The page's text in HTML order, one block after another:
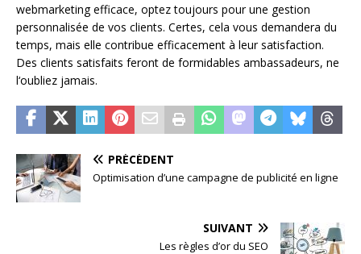
webmarketing efficace, optez toujours pour une gestion
personnalisée de vos clients. Certes, cela vous demandera du
temps, mais elle contribue efficacement à leur satisfaction.
Des clients satisfaits feront de formidables ambassadeurs, ne
l‘oubliez jamais.
PRÉCÉDENT
Optimisation d’une campagne de publicité en ligne
SUIVANT
Les règles d’or du SEO